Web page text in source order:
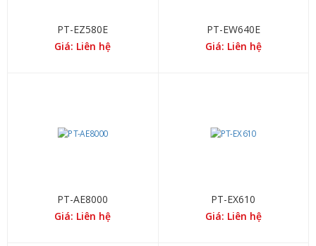
PT-EZ580E
Giá: Liên hệ
PT-EW640E
Giá: Liên hệ
PT-AE8000
Giá: Liên hệ
PT-EX610
Giá: Liên hệ